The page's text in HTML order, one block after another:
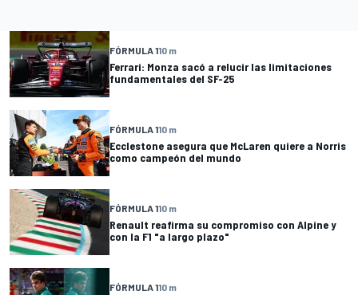
FÓRMULA 110 m
Ferrari: Monza sacó a relucir las limitaciones
fundamentales del SF-25
FÓRMULA 110 m
Ecclestone asegura que McLaren quiere a Norris
como campeón del mundo
FÓRMULA 110 m
Renault reafirma su compromiso con Alpine y
con la F1 "a largo plazo"
FÓRMULA 110 m